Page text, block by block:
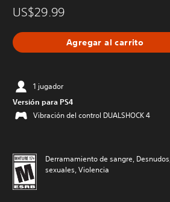
US$29.99
Agregar al carrito
1 jugador
Versión para PS4
Vibración del control DUALSHOCK 4
Derramamiento de sangre,
sexuales, Violencia